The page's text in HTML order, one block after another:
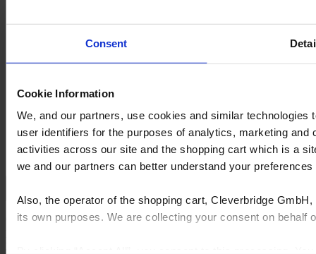
Consent
Cookie Information
We, and our partners, use cookies and similar
user identifiers for the purposes of analytics, marketing
activities across our site and the shopping cart which is a
we and our partners can better understand your
Also, the operator of the shopping cart, Cleverbridge
its own purposes. We are collecting your consent on
Empodera decisiones seguras mediante visualización y muestreo
Cyncly ayuda a los fabricantes a eliminar la incertidumbre en el